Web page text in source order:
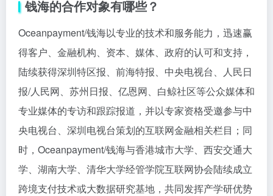
钱海的合作对象有哪些？
Oceanpayment/钱海以专业的技术和服务能力，迅速赢
得客户、金融机构、资本、媒体、政府的认可和支持，
陆续获得深圳特区报、前海特报、中央电视台、人民日
报/人民网、苏州日报、亿恩网、白鲸社区等公众媒体和
专业媒体的专访和跟踪报道，并以专家资格受邀参与中
央电视台、深圳电视台策划的互联网金融相关栏目；同
时，Oceanpayment/钱海与香港城市大学、西安交通大
学、湖南大学、清华大学经管学院互联网协会陆续成立
跨境支付技术或大数据研究基地，共同发挥产学研优势